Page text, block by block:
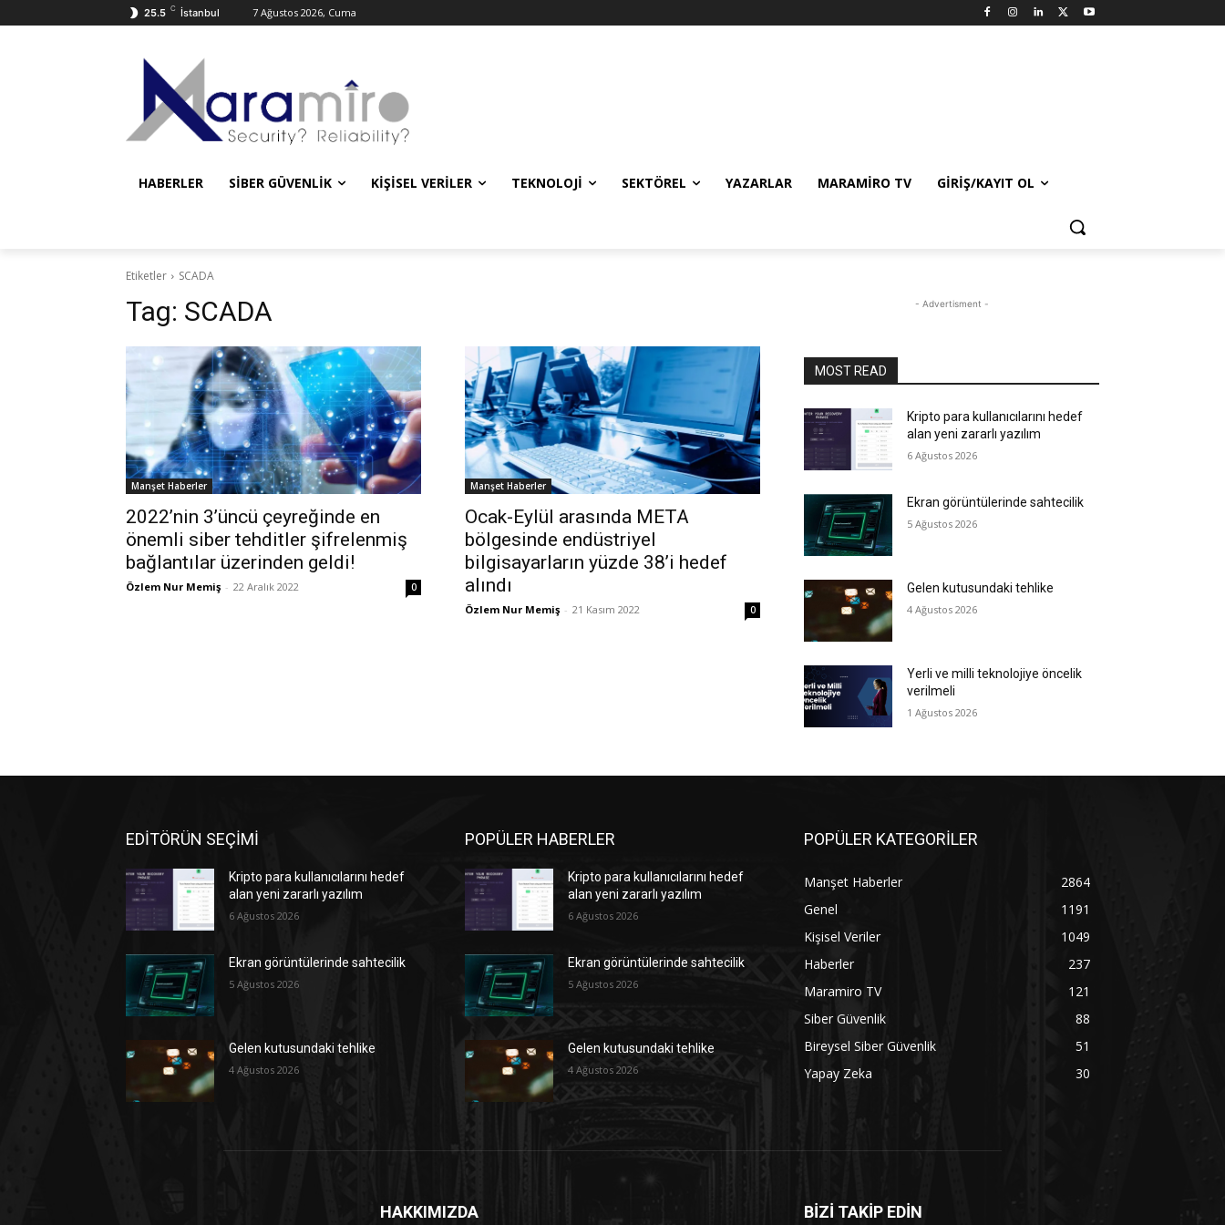
25.5 C İstanbul 7 Ağustos 2026, Cuma
HABERLER SIBER GÜVENLIK KIŞISEL VERILER TEKNOLOJI SEKTÖREL YAZARLAR MARAMIRO TV GIRIŞ/KAYIT OL
Etiketler SCADA
Tag: SCADA
Manşet Haberler
2022’nin 3’üncü çeyreğinde en
önemli siber tehditler şifrelenmiş
bağlantılar üzerinden geldi!
Özlem Nur Memiş - 22 Aralık 2022 0
Manşet Haberler
Ocak-Eylül arasında META
bölgesinde endüstriyel
bilgisayarların yüzde 38’i hedef
alındı
Özlem Nur Memiş - 21 Kasım 2022 0
- Advertisment -
MOST READ
Kripto para kullanıcılarını hedef
alan yeni zararlı yazılım
6 Ağustos 2026
Ekran görüntülerinde sahtecilik
5 Ağustos 2026
Gelen kutusundaki tehlike
4 Ağustos 2026
Yerli ve milli teknolojiye öncelik
verilmeli
1 Ağustos 2026
EDİTÖRÜN SEÇİMİ
Kripto para kullanıcılarını hedef
alan yeni zararlı yazılım
6 Ağustos 2026
Ekran görüntülerinde sahtecilik
5 Ağustos 2026
Gelen kutusundaki tehlike
4 Ağustos 2026
POPÜLER HABERLER
Kripto para kullanıcılarını hedef
alan yeni zararlı yazılım
6 Ağustos 2026
Ekran görüntülerinde sahtecilik
5 Ağustos 2026
Gelen kutusundaki tehlike
4 Ağustos 2026
POPÜLER KATEGORİLER
Manşet Haberler
2864
Genel
1191
Kişisel Veriler
1049
Haberler
237
Maramiro TV
121
Siber Güvenlik
88
Bireysel Siber Güvenlik
51
Yapay Zeka
30
HAKKIMIZDA BİZİ TAKİP EDİN